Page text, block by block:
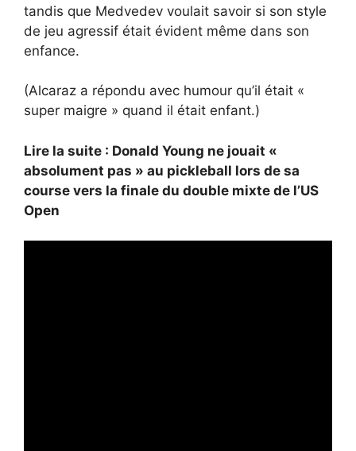
tandis que Medvedev voulait savoir si son style
de jeu agressif était évident même dans son
enfance.
(Alcaraz a répondu avec humour qu’il était «
super maigre » quand il était enfant.)
Lire la suite : Donald Young ne jouait «
absolument pas » au pickleball lors de sa
course vers la finale du double mixte de l’US
Open